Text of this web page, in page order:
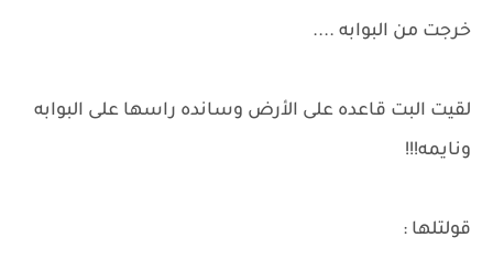
خرجت من البوابه ....
لقيت البت قاعده على الأرض وسانده راسها على البوابه
ونايمه!!!
قولتلها :